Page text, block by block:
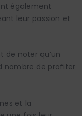
également
leur passion et
de noter qu’un
nombre de profiter
et la